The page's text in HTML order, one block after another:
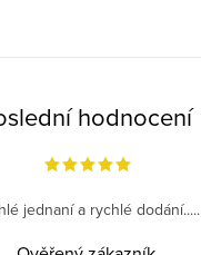
hodnocení
jednaní a rychlé dodání.....